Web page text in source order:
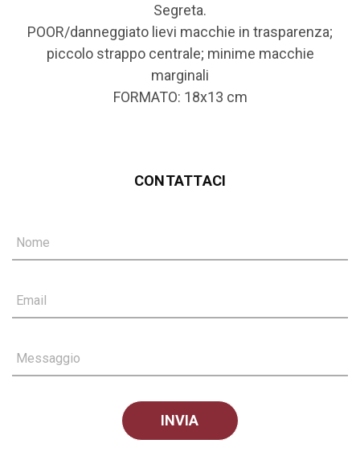
Segreta.
POOR/danneggiato lievi macchie in trasparenza;
piccolo strappo centrale; minime macchie
marginali
FORMATO: 18x13 cm
CONTATTACI
Nome
Email
Messaggio